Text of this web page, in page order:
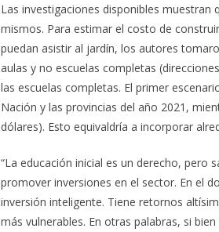
Las investigaciones disponibles
mismos. Para estimar el costo de
puedan asistir al jardín, los autores
aulas y no escuelas completas
las escuelas completas. El primer
Nación y las provincias del año 2021,
dólares). Esto equivaldría a incorporar
“La educación inicial es un derecho, pero
promover inversiones en el sector. En el
inversión inteligente. Tiene retornos
más vulnerables. En otras palabras, si